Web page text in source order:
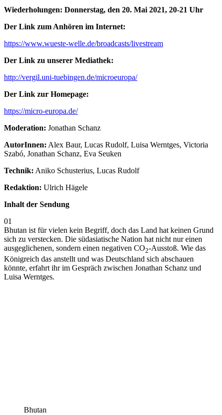
Wiederholungen: Donnerstag, den 20. Mai 2021, 20-21 Uhr
Der Link zum Anhören im Internet:
https://www.wueste-welle.de/broadcasts/livestream
Der Link zu unserer Mediathek:
http://vergil.uni-tuebingen.de/microeuropa/
Der Link zur Homepage:
https://micro-europa.de/
Moderation: Jonathan Schanz
AutorInnen: Alex Baur, Lucas Rudolf, Luisa Werntges, Victoria
Szabó, Jonathan Schanz, Eva Seuken
Technik: Aniko Schusterius, Lucas Rudolf
Redaktion: Ulrich Hägele
Inhalt der Sendung
01
Bhutan ist für vielen kein Begriff, doch das Land hat keinen Grund
sich zu verstecken. Die südasiatische Nation hat nicht nur einen
ausgeglichenen, sondern einen negativen CO2-Ausstoß. Wie das
Königreich das anstellt und was Deutschland sich abschauen
könnte, erfahrt ihr im Gespräch zwischen Jonathan Schanz und
Luisa Werntges.
Bhutan